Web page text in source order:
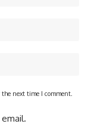
next time I comment.